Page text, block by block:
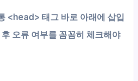
<head> 태그 바로 아래에 삽입
오류 여부를 꼼꼼히 체크해야